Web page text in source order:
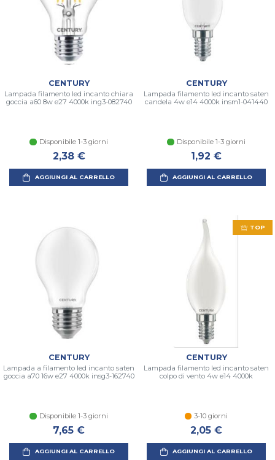
CENTURY
Lampada filamento led incanto chiara
goccia a60 8w e27 4000k ing3-082740
Disponibile 1-3 giorni
2,38 €
AGGIUNGI AL CARRELLO
CENTURY
Lampada filamento led incanto saten
candela 4w e14 4000k insm1-041440
Disponibile 1-3 giorni
1,92 €
AGGIUNGI AL CARRELLO
CENTURY
Lampada a filamento led incanto saten
goccia a70 16w e27 4000k insg3-162740
Disponibile 1-3 giorni
7,65 €
AGGIUNGI AL CARRELLO
TOP
CENTURY
Lampada filamento led incanto saten
colpo di vento 4w e14 4000k
3-10 giorni
2,05 €
AGGIUNGI AL CARRELLO